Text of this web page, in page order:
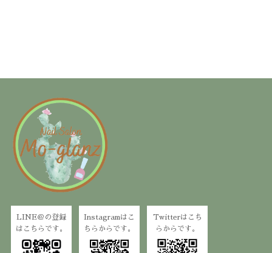
LINE＠の登録
はこちらです。
Instagramはこ
ちらからです。
Twitterはこち
らからです。